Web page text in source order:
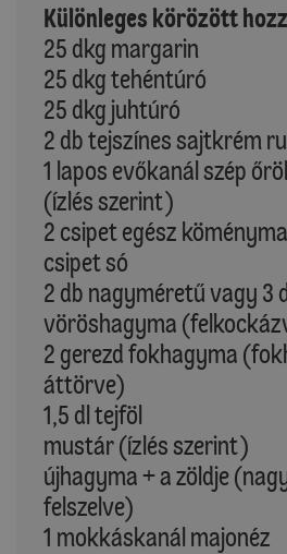
Különleges körözött
25 dkg margarin
25 dkg tehéntúró
25 dkg juhtúró
2 db tejszínes sajtkrém
1 lapos evőkanál szép
(ízlés szerint)
2 csipet egész
csipet só
2 db nagyméretű vagy 3
vöröshagyma
2 gerezd fokhagyma
áttörve)
1,5 dl tejföl
mustár (ízlés szerint)
újhagyma + a zöldje
felszelve)
1 mokkáskanál majonéz